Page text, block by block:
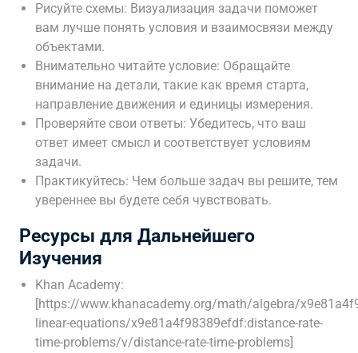
Рисуйте схемы: Визуализация задачи поможет
вам лучше понять условия и взаимосвязи между
объектами.
Внимательно читайте условие: Обращайте
внимание на детали, такие как время старта,
направление движения и единицы измерения.
Проверяйте свои ответы: Убедитесь, что ваш
ответ имеет смысл и соответствует условиям
задачи.
Практикуйтесь: Чем больше задач вы решите, тем
увереннее вы будете себя чувствовать.
Ресурсы для Дальнейшего
Изучения
Khan Academy:
[https://www.khanacademy.org/math/algebra/
linear-equations/x9e81a4f98389efdf:distance-rate-
time-problems/v/distance-rate-time-problems]